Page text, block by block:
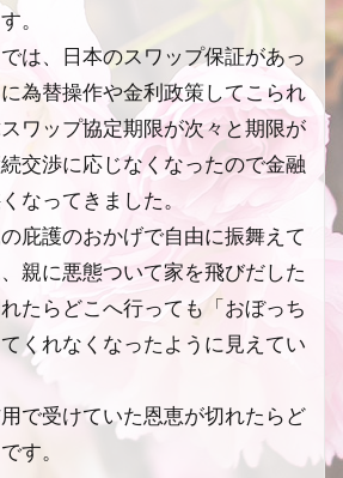
。
は、日本のスワップ保証があっ
為替操作や金利政策してこられ
ワップ協定期限が次々と期限が
交渉に応じなくなったので金融
なってきました。
庇護のおかげで自由に振舞えて
親に悪態ついて家を飛びだした
たらどこへ行っても「おぼっち
くれなくなったように見えてい
で受けていた恩恵が切れたらど
す。